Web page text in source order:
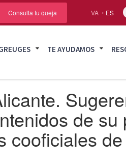
VA ES
Consulta tu queja
TE AYUDAMOS
de